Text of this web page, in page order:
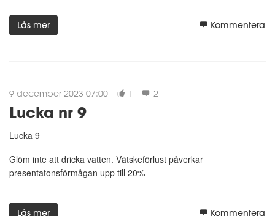
Läs mer Kommentera
9 december 2023 07:00 1 2
Lucka nr 9
Lucka 9
Glöm inte att dricka vatten. Vätskeförlust påverkar
presentatonsförmågan upp till 20%
Läs mer Kommentera